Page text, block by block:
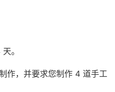
。
作，并要求您制作 4 道手工